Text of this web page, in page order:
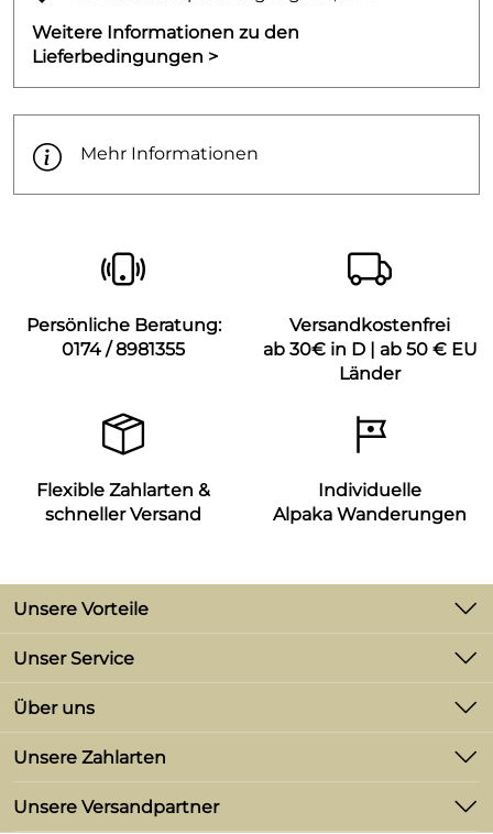
Weitere Informationen zu den
Lieferbedingungen >
Mehr Informationen
Persönliche Beratung:
0174 / 8981355
Versandkostenfrei
ab 30€ in D | ab 50 € EU
Länder
Flexible Zahlarten &
schneller Versand
Individuelle
Alpaka Wanderungen
Unsere Vorteile
-2% Skonto bei Zahlung per Vorkasse
Versandkostenfrei in D ab 30,-€;
Versandkostenfrei in weitere EU-Länder ab 50,-
€
Lieferung in EU Länder
Unser Service
Kontakt
Retourenabwicklung
Lieferbedingungen
Kundenlogin
Über uns
Unsere Bestseller
Marken
Neu
Unsere Zahlarten
Unsere Versandpartner